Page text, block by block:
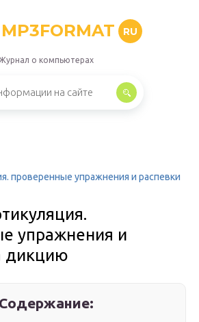
MP3FORMAT RU
о компьютерах
проверенные упражнения и распевки
упражнения и
дикцию
Содержание: